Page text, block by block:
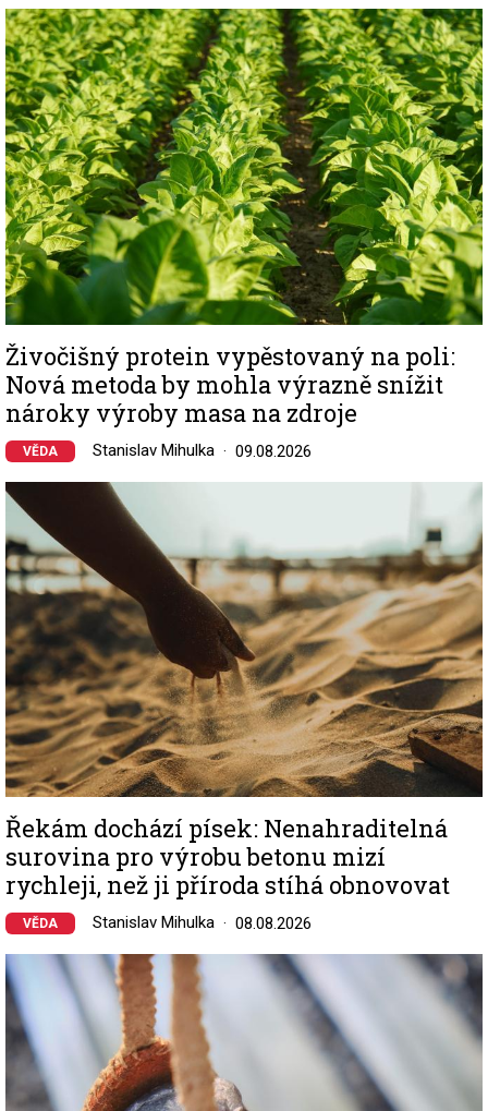
Image
Živočišný protein vypěstovaný na poli:
Nová metoda by mohla výrazně snížit
nároky výroby masa na zdroje
VĚDA Stanislav Mihulka 09.08.2026
Image
Řekám dochází písek: Nenahraditelná
surovina pro výrobu betonu mizí
rychleji, než ji příroda stíhá obnovovat
VĚDA Stanislav Mihulka 08.08.2026
Image